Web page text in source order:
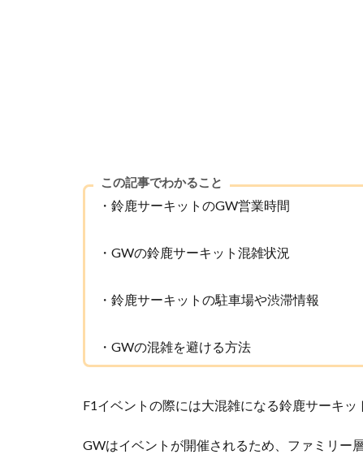
この記事でわかること
・鈴鹿サーキットのGW営業時間
・GWの鈴鹿サーキット混雑状況
・鈴鹿サーキットの駐車場や渋滞情報
・GWの混雑を避ける方法
F1イベントの際には大混雑になる鈴鹿サーキッ
GWはイベントが開催されるため、ファミリー